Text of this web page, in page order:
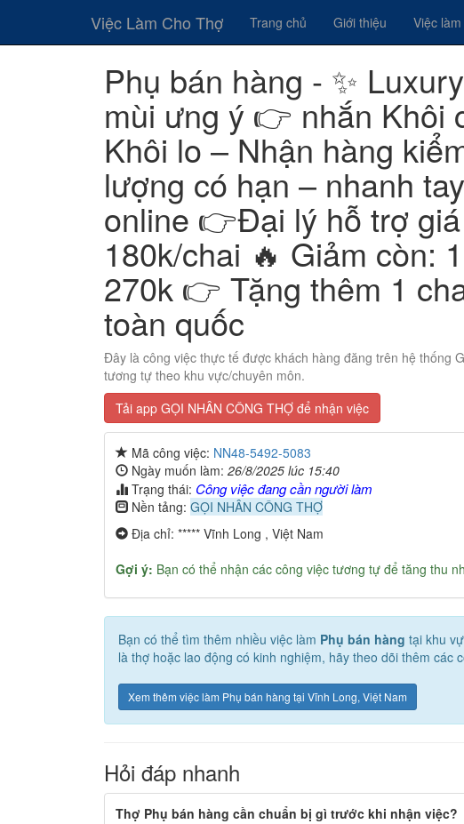
Việc Làm Cho Thợ Trang chủ Giới thiệu Việc
Phụ bán hàng - ✨
mùi ưng ý 👉 nhắn Khôi
Khôi lo – Nhận hàng
lượng có hạn – nhanh
online 👉Đại lý hỗ trợ
180k/chai 🔥 Giảm còn:
270k 👉 Tặng thêm 1
toàn quốc
Đây là công việc thực tế được khách hàng đăng trên hệ thống
tương tự theo khu vực/chuyên môn.
Tải app GỌI NHÂN CÔNG THỢ để nhận việc
Mã công việc: NN48-5492-5083
Ngày muốn làm: 26/8/2025 lúc 15:40
Trạng thái: Công việc đang cần người làm
Nền tảng: GỌI NHÂN CÔNG THỢ
Địa chỉ: ***** Vĩnh Long , Việt Nam
Gợi ý: Bạn có thể nhận các công việc tương tự để tăng thu
Bạn có thể tìm thêm nhiều việc làm Phụ bán hàng tại khu
là thợ hoặc lao động có kinh nghiệm, hãy theo dõi thêm các
Xem thêm việc làm Phụ bán hàng tại Vĩnh Long, Việt Nam
Hỏi đáp nhanh
Thợ Phụ bán hàng cần chuẩn bị gì trước khi nhận việc?